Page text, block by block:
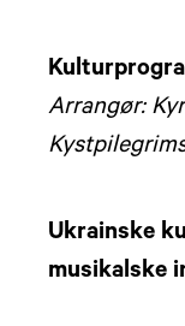
Arrangør:
Ukrainske
musikalske